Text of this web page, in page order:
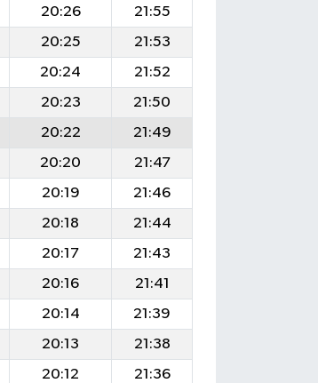
20:26
21:55
20:25
21:53
20:24
21:52
20:23
21:50
20:22
21:49
20:20
21:47
20:19
21:46
20:18
21:44
20:17
21:43
20:16
21:41
20:14
21:39
20:13
21:38
20:12
21:36